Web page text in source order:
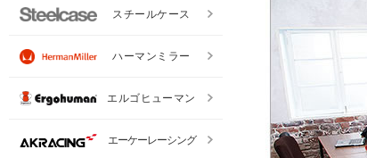
スチールケース
ハーマンミラー
エルゴヒューマン
エーケーレーシング